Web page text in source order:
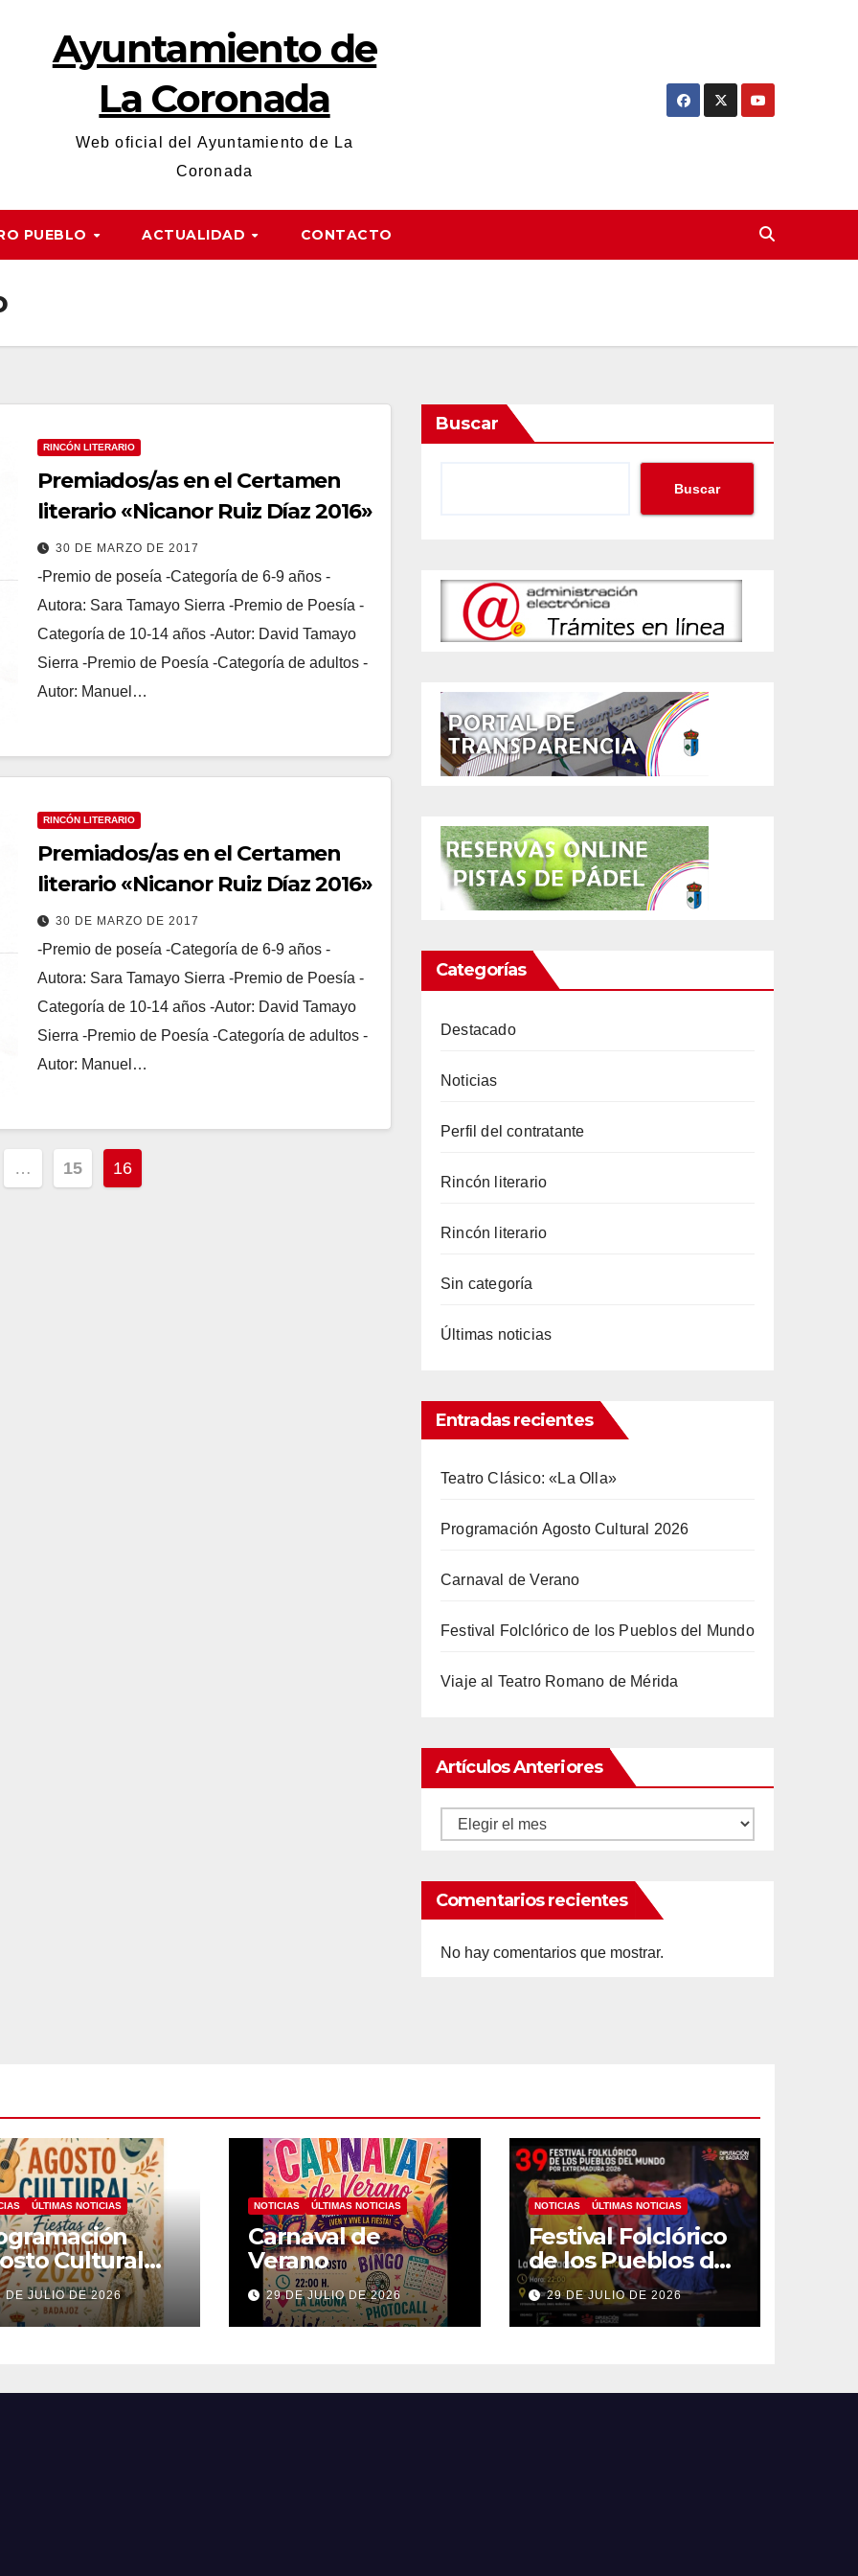
Ayuntamiento de
La Coronada
Web oficial del Ayuntamiento de La
Coronada
PUEBLO ACTUALIDAD CONTACTO
RINCÓN LITERARIO
Premiados/as en el Certamen
literario «Nicanor Ruiz Díaz 2016»
30 DE MARZO DE 2017
-Premio de poseía -Categoría de 6-9 años -
Autora: Sara Tamayo Sierra -Premio de Poesía -
Categoría de 10-14 años -Autor: David Tamayo
Sierra -Premio de Poesía -Categoría de adultos -
Autor: Manuel…
RINCÓN LITERARIO
Premiados/as en el Certamen
literario «Nicanor Ruiz Díaz 2016»
30 DE MARZO DE 2017
-Premio de poseía -Categoría de 6-9 años -
Autora: Sara Tamayo Sierra -Premio de Poesía -
Categoría de 10-14 años -Autor: David Tamayo
Sierra -Premio de Poesía -Categoría de adultos -
Autor: Manuel…
… 15 16
Buscar
Buscar
Categorías
Destacado
Noticias
Perfil del contratante
Rincón literario
Rincón literario
Sin categoría
Últimas noticias
Entradas recientes
Teatro Clásico: «La Olla»
Programación Agosto Cultural 2026
Carnaval de Verano
Festival Folclórico de los Pueblos del Mundo
Viaje al Teatro Romano de Mérida
Artículos Anteriores
Artículos
Comentarios recientes
No hay comentarios que mostrar.
ÚLTIMAS NOTICIAS
Cultural
DE JULIO DE 2026
NOTICIAS ÚLTIMAS NOTICIAS
Carnaval de
Verano
29 DE JULIO DE 2026
NOTICIAS ÚLTIMAS NOTICIAS
Festival Folclórico
de los Pueblos del
Mundo
29 DE JULIO DE 2026